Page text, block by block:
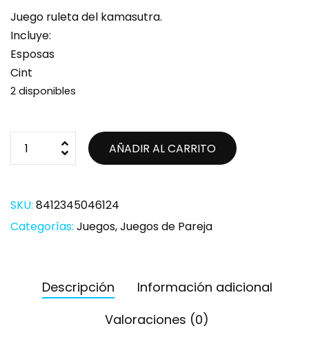
Juego ruleta del kamasutra.
Incluye:
Esposas
Cint
2 disponibles
AÑADIR AL CARRITO
SKU: 8412345046124
Categorías: Juegos,Juegos de Pareja
Descripción
Información adicional
Valoraciones (0)